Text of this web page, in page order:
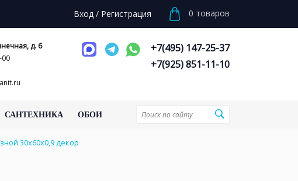
Вход / Регистрация 0 товаров
д. 6
00
+7(495) 147-25-37
+7(925) 851-11-10
САНТЕХНИКА ОБОИ
30x60x0,9 декор